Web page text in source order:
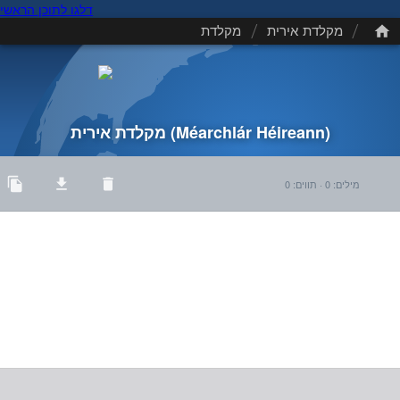
דלגו לתוכן הראשי
/ מקלדת אירית / מקלדת
מקלדת אירית (Méarchlár Héireann)
מילים:
0
· תווים:
0